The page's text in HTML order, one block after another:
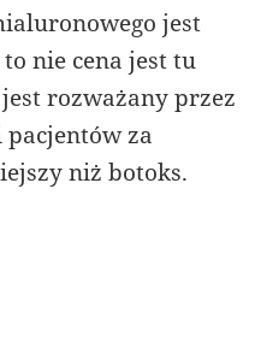
jest
nie cena jest tu
rozważany przez
za
niż botoks.